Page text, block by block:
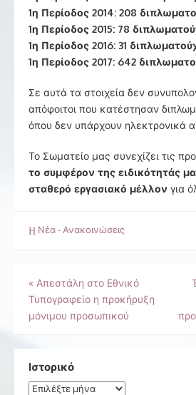
1η Περίοδος 2014: 208
1η Περίοδος 2015: 78
1η Περίοδος 2016: 31
1η Περίοδος 2017: 642
Σε αυτά τα στοιχεία δεν
απόφοιτοι που κατέστησαν
όπου δεν υπάρχουν ηλεκτρονικά
Το Σωματείο μας συνεχίζει τις
το συμφέρον της ειδικότητάς
σταθερό εργασιακό μέλλον για
Νέα - Ανακοινώσεις
Πλοήγηση
άρθρων
« Απεστάλη στο Εθνικό
Τυπογραφείο η προκήρυξη
μόνιμου προσωπικού
Ιστορικό
Ιστορικό